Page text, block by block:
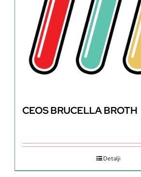
CEOS BRUCELLA BROTH
Detalji